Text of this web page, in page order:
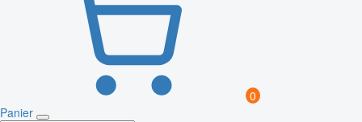
0
Panier